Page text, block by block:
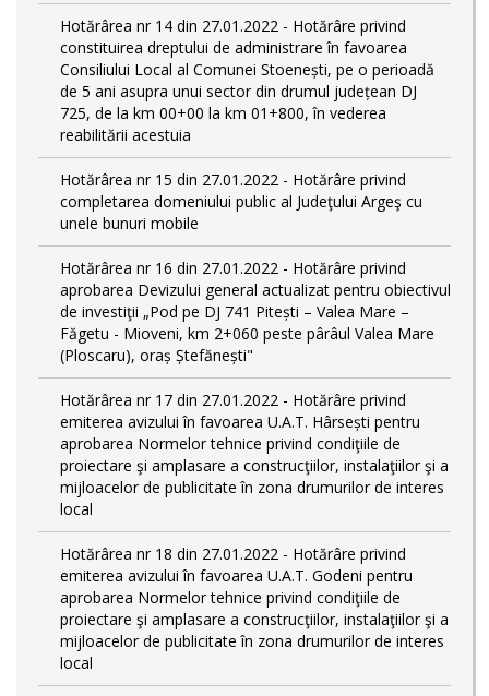
Hotărârea nr 14 din 27.01.2022 - Hotărâre privind
constituirea dreptului de administrare în favoarea
Consiliului Local al Comunei Stoenești, pe o perioadă
de 5 ani asupra unui sector din drumul județean DJ
725, de la km 00+00 la km 01+800, în vederea
reabilitării acestuia
Hotărârea nr 15 din 27.01.2022 - Hotărâre privind
completarea domeniului public al Judeţului Argeş cu
unele bunuri mobile
Hotărârea nr 16 din 27.01.2022 - Hotărâre privind
aprobarea Devizului general actualizat pentru obiectivul
de investiţii „Pod pe DJ 741 Pitești – Valea Mare –
Făgetu - Mioveni, km 2+060 peste pârâul Valea Mare
(Ploscaru), oraș Ștefănești"
Hotărârea nr 17 din 27.01.2022 - Hotărâre privind
emiterea avizului în favoarea U.A.T. Hârsești pentru
aprobarea Normelor tehnice privind condiţiile de
proiectare şi amplasare a construcţiilor, instalaţiilor şi a
mijloacelor de publicitate în zona drumurilor de interes
local
Hotărârea nr 18 din 27.01.2022 - Hotărâre privind
emiterea avizului în favoarea U.A.T. Godeni pentru
aprobarea Normelor tehnice privind condiţiile de
proiectare şi amplasare a construcţiilor, instalaţiilor şi a
mijloacelor de publicitate în zona drumurilor de interes
local